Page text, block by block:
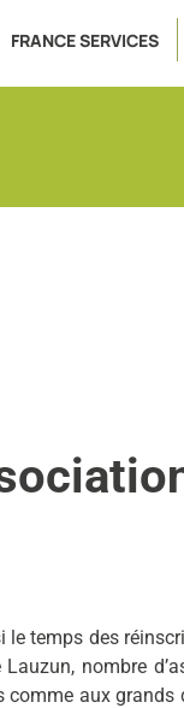
FRANCE SERVICES
le temps des
nombre
aux grands